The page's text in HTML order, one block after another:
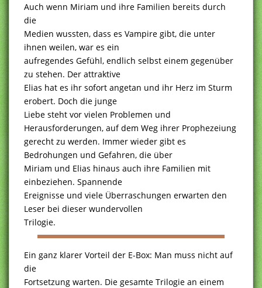
Auch wenn Miriam und ihre Familien bereits durch
die
Medien wussten, dass es Vampire gibt, die unter
ihnen weilen, war es ein
aufregendes Gefühl, endlich selbst einem gegenüber
zu stehen. Der attraktive
Elias hat es ihr sofort angetan und ihr Herz im Sturm
erobert. Doch die junge
Liebe steht vor vielen Problemen und
Herausforderungen, auf dem Weg ihrer Prophezeiung
gerecht zu werden. Immer wieder gibt es
Bedrohungen und Gefahren, die über
Miriam und Elias hinaus auch ihre Familien mit
einbeziehen. Spannende
Ereignisse und viele Überraschungen erwarten den
Leser bei dieser wundervollen
Trilogie.
Ein ganz klarer Vorteil der E-Box: Man muss nicht auf
die
Fortsetzung warten. Die gesamte Trilogie an einem